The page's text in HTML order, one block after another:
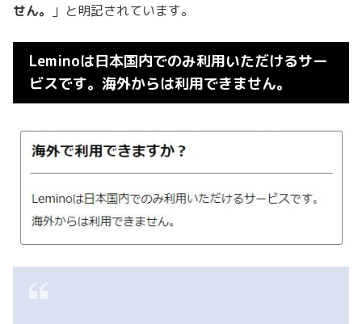
せん。
」と明記されています。
Leminoは日本国内でのみ利用いただけるサー
ビスです。海外からは利用できません。